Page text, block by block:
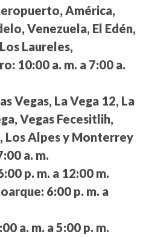
América,
Venezuela, El Edén,
Laureles,
10:00 a. m. a 7:00 a.
Vegas, La Vega 12, La
Vegas Fecesitlih,
Los Alpes y Monterrey
a. m.
p. m. a 12:00 m.
6:00 p. m. a
a. m. a 5:00 p. m.